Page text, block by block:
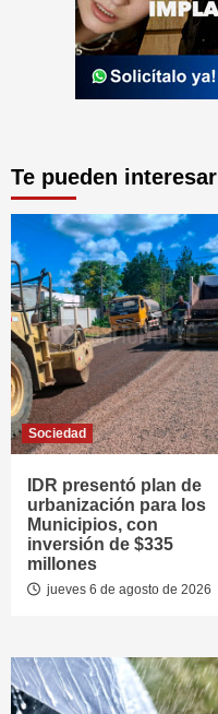
Te pueden interesar
Sociedad
IDR presentó plan de
urbanización para los
Municipios, con
inversión de $335
millones
jueves 6 de agosto de 2026